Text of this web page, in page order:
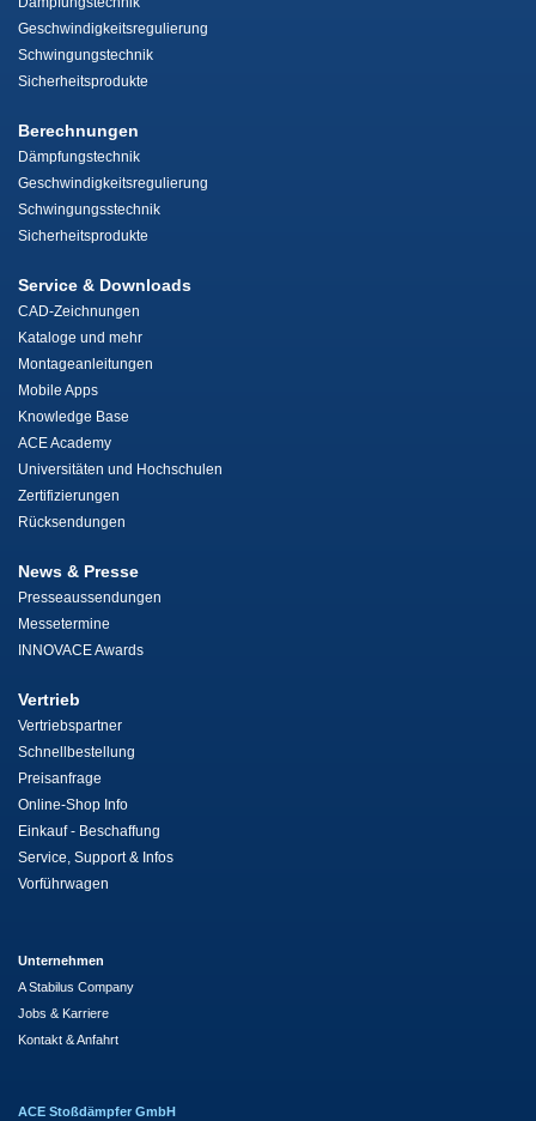
Geschwindigkeitsregulierung
Schwingungstechnik
Sicherheitsprodukte
Berechnungen
Dämpfungstechnik
Geschwindigkeitsregulierung
Schwingungsstechnik
Sicherheitsprodukte
Service & Downloads
CAD-Zeichnungen
Kataloge und mehr
Montageanleitungen
Mobile Apps
Knowledge Base
ACE Academy
Universitäten und Hochschulen
Zertifizierungen
Rücksendungen
News & Presse
Presseaussendungen
Messetermine
INNOVACE Awards
Vertrieb
Vertriebspartner
Schnellbestellung
Preisanfrage
Online-Shop Info
Einkauf - Beschaffung
Service, Support & Infos
Vorführwagen
Unternehmen
A Stabilus Company
Jobs & Karriere
Kontakt & Anfahrt
ACE Stoßdämpfer GmbH